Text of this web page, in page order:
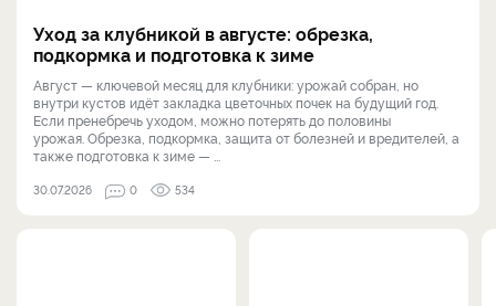
Уход за клубникой в августе: обрезка,
подкормка и подготовка к зиме
Август — ключевой месяц для клубники: урожай собран, но
внутри кустов идёт закладка цветочных почек на будущий год.
Если пренебречь уходом, можно потерять до половины
урожая. Обрезка, подкормка, защита от болезней и вредителей, а
также подготовка к зиме — ...
30.07.2026 0 534